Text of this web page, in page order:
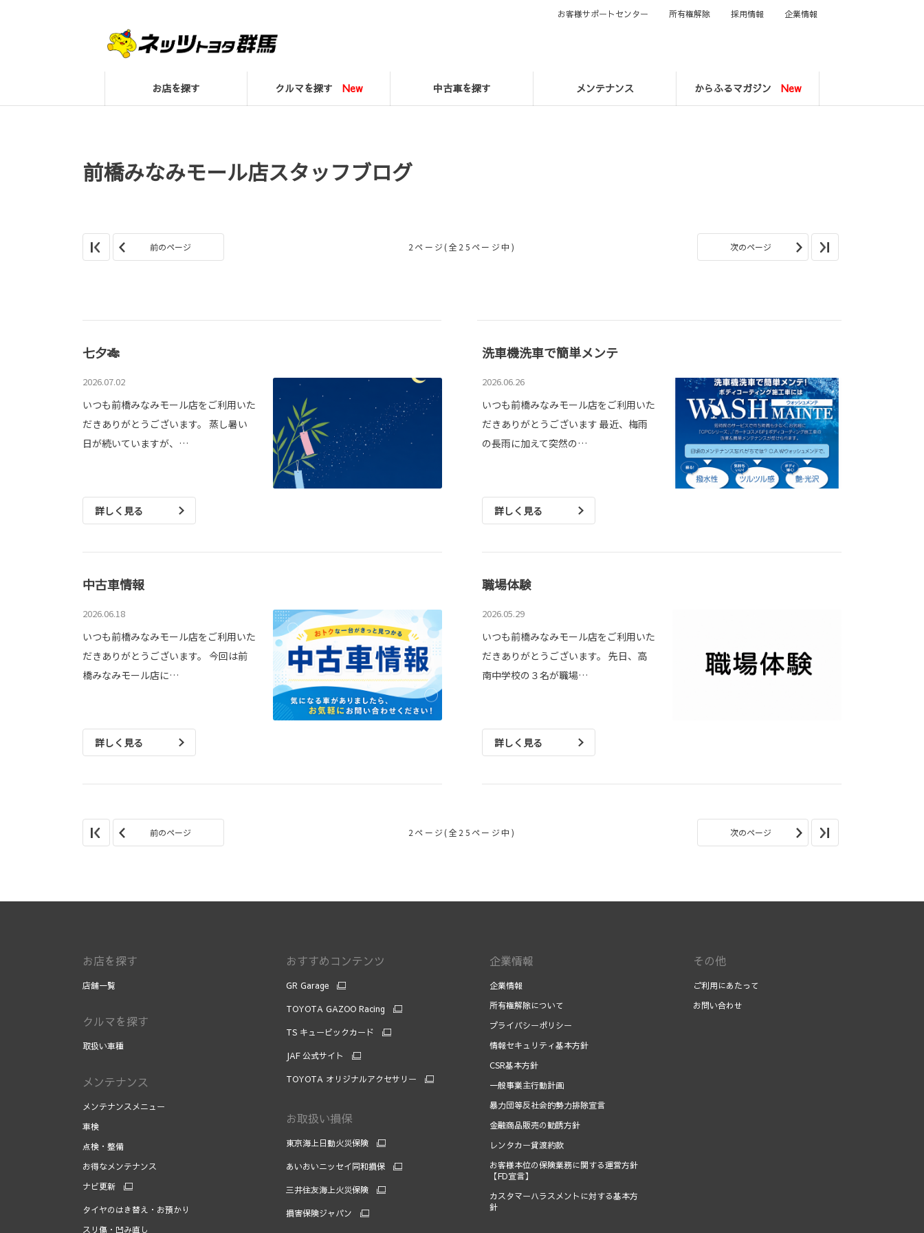
お店を探す クルマを探す New 中古車を探す メンテナンス からふるマガジン New
お客様サポートセンター 所有権解除 採用情報 企業情報
前橋みなみモール店スタッフブログ
前のページ 2ページ(全25ページ中) 次のページ
七夕🎋
2026.07.02
いつも前橋みなみモール店をご利用いた
だきありがとうございます。 蒸し暑い
日が続いていますが、…
詳しく見る
洗車機洗車で簡単メンテ
2026.06.26
いつも前橋みなみモール店をご利用いた
だきありがとうございます 最近、梅雨
の長雨に加えて突然の…
詳しく見る
中古車情報
2026.06.18
いつも前橋みなみモール店をご利用いた
だきありがとうございます。 今回は前
橋みなみモール店に…
詳しく見る
職場体験
2026.05.29
いつも前橋みなみモール店をご利用いた
だきありがとうございます。 先日、高
南中学校の３名が職場…
詳しく見る
前のページ 2ページ(全25ページ中) 次のページ
お店を探す
店舗一覧
クルマを探す
取扱い車種
メンテナンス
メンテナンスメニュー
車検
点検・整備
お得なメンテナンス
ナビ更新
タイヤのはき替え・お預かり
スリ傷・凹み直し
おすすめコンテンツ
GR Garage
TOYOTA GAZOO Racing
TS キュービックカード
JAF 公式サイト
TOYOTA オリジナルアクセサリー
お取扱い損保
東京海上日動火災保険
あいおいニッセイ同和損保
三井住友海上火災保険
損害保険ジャパン
企業情報
企業情報
所有権解除について
プライバシーポリシー
情報セキュリティ基本方針
CSR基本方針
一般事業主行動計画
暴力団等反社会的勢力排除宣言
金融商品販売の勧誘方針
レンタカー貸渡約款
お客様本位の保険業務に関する運営方針
【FD宣言】
カスタマーハラスメントに対する基本方
針
その他
ご利用にあたって
お問い合わせ